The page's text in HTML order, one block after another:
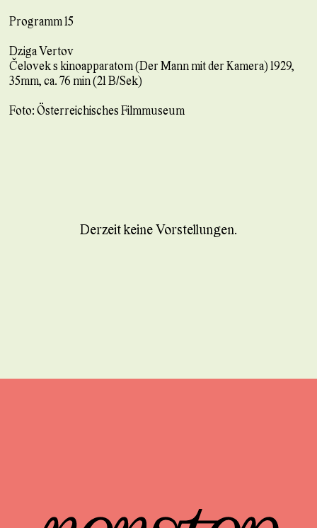
Derzeit keine Vorstellungen.
Programm 15
Dziga Vertov
Čelovek s kinoapparatom (Der Mann mit der Kamera) 1929,
35mm, ca. 76 min (21 B/Sek)
Foto: Österreichisches Filmmuseum